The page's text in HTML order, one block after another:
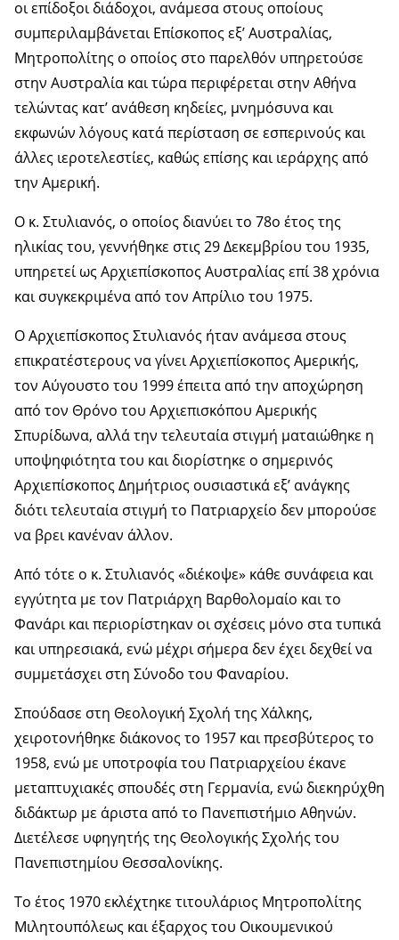
οι επίδοξοι διάδοχοι, ανάμεσα στους οποίους
συμπεριλαμβάνεται Επίσκοπος εξ’ Αυστραλίας,
Μητροπολίτης ο οποίος στο παρελθόν υπηρετούσε
στην Αυστραλία και τώρα περιφέρεται στην Αθήνα
τελώντας κατ’ ανάθεση κηδείες, μνημόσυνα και
εκφωνών λόγους κατά περίσταση σε εσπερινούς και
άλλες ιεροτελεστίες, καθώς επίσης και ιεράρχης από
την Αμερική.
Ο κ. Στυλιανός, ο οποίος διανύει το 78ο έτος της
ηλικίας του, γεννήθηκε στις 29 Δεκεμβρίου του 1935,
υπηρετεί ως Αρχιεπίσκοπος Αυστραλίας επί 38 χρόνια
και συγκεκριμένα από τον Απρίλιο του 1975.
Ο Αρχιεπίσκοπος Στυλιανός ήταν ανάμεσα στους
επικρατέστερους να γίνει Αρχιεπίσκοπος Αμερικής,
τον Αύγουστο του 1999 έπειτα από την αποχώρηση
από τον Θρόνο του Αρχιεπισκόπου Αμερικής
Σπυρίδωνα, αλλά την τελευταία στιγμή ματαιώθηκε η
υποψηφιότητα του και διορίστηκε ο σημερινός
Αρχιεπίσκοπος Δημήτριος ουσιαστικά εξ’ ανάγκης
διότι τελευταία στιγμή το Πατριαρχείο δεν μπορούσε
να βρει κανέναν άλλον.
Από τότε ο κ. Στυλιανός «διέκοψε» κάθε συνάφεια και
εγγύτητα με τον Πατριάρχη Βαρθολομαίο και το
Φανάρι και περιορίστηκαν οι σχέσεις μόνο στα τυπικά
και υπηρεσιακά, ενώ μέχρι σήμερα δεν έχει δεχθεί να
συμμετάσχει στη Σύνοδο του Φαναρίου.
Σπούδασε στη Θεολογική Σχολή της Χάλκης,
χειροτονήθηκε διάκονος το 1957 και πρεσβύτερος το
1958, ενώ με υποτροφία του Πατριαρχείου έκανε
μεταπτυχιακές σπουδές στη Γερμανία, ενώ διεκηρύχθη
διδάκτωρ με άριστα από το Πανεπιστήμιο Αθηνών.
Διετέλεσε υφηγητής της Θεολογικής Σχολής του
Πανεπιστημίου Θεσσαλονίκης.
Το έτος 1970 εκλέχτηκε τιτουλάριος Μητροπολίτης
Μιλητουπόλεως και έξαρχος του Οικουμενικού